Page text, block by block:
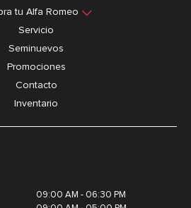
tu Alfa Romeo
Servicio
Seminuevos
Promociones
Contacto
Inventario
09:00 AM - 06:30 PM